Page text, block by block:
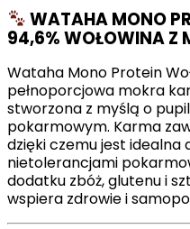
WATAHA MONO
94,6% WOŁOWINA Z
Wataha Mono Protein
pełnoporcjowa mokra
stworzona z myślą o
pokarmowym. Karma
dzięki czemu jest idealna
nietolerancjami
dodatku zbóż, glutenu i
wspiera zdrowie i